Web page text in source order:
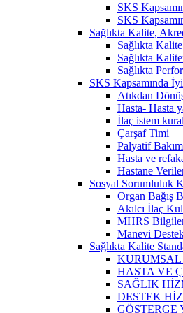
SKS
SKS
Sağlıkta Kalite,
Sağlıkta
Sağlıkta
Sağlıkta
SKS Kapsamında
Atıkdan
Hasta- Hasta
İlaç istem
Çarşaf Timi
Palyatif
Hasta ve
Hastane
Sosyal Sorumluluk
Organ Bağış
Akılcı İlaç
MHRS
Manevi
Sağlıkta Kalite
HASTA VE
SAĞLIK
DESTEK
GÖSTERGE